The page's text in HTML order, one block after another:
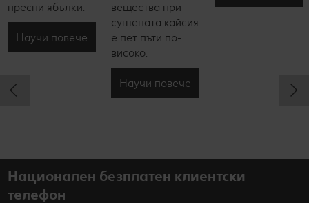
пресни ябълки.
Научи повече
вещества при
сушената кайсия
е пет пъти по-
високо.
Научи повече
Национален безплатен клиентски
телефон